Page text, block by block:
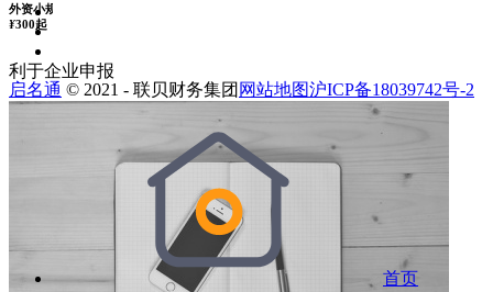
外资小规模记账
¥300起
利于企业申报
启名通 © 2021 - 联贝财务集团 网站地图沪ICP备18039742号-2
首页